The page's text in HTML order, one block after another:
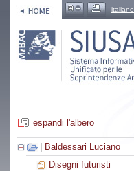
italiano
espandi l'albero
Baldessari Luciano
Disegni futuristi